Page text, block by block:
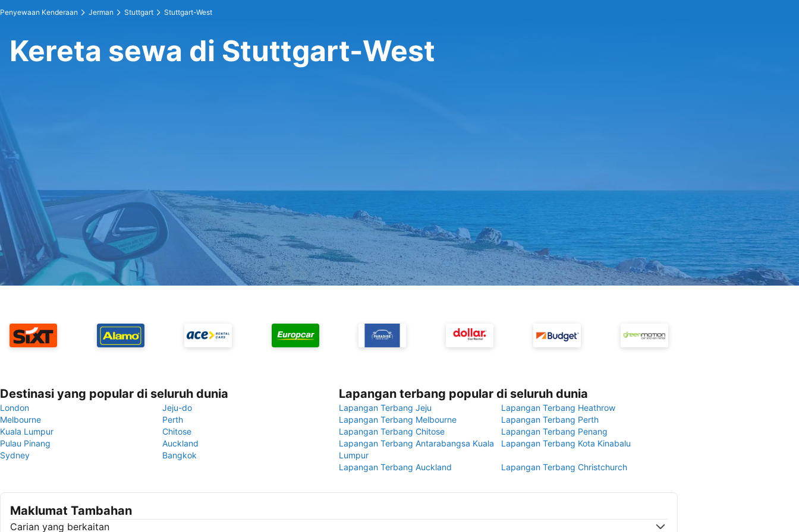
Penyewaan Kenderaan Jerman Stuttgart Stuttgart-West
Kereta sewa di Stuttgart-West
Destinasi yang popular di seluruh dunia
London
Jeju-do
Melbourne
Perth
Kuala Lumpur
Chitose
Pulau Pinang
Auckland
Sydney
Bangkok
Lapangan terbang popular di seluruh dunia
Lapangan Terbang Jeju
Lapangan Terbang Heathrow
Lapangan Terbang Melbourne
Lapangan Terbang Perth
Lapangan Terbang Chitose
Lapangan Terbang Penang
Lapangan Terbang Antarabangsa Kuala
Lumpur
Lapangan Terbang Kota Kinabalu
Lapangan Terbang Auckland Lapangan Terbang Christchurch
Maklumat Tambahan
Carian yang berkaitan